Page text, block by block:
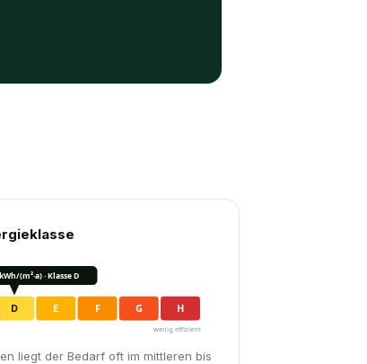
D E F G H
(m²·a) · Klasse D
wenig effizient
liegt der Bedarf oft im mittleren bis